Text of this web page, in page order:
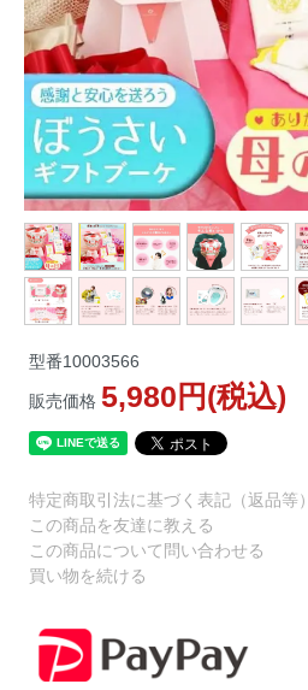
型番10003566
販売価格5,980円(税込)
特定商取引法に基づく表記（返品等）
この商品を友達に教える
この商品について問い合わせる
買い物を続ける